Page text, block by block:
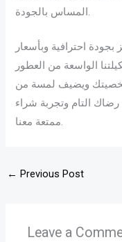
المساس بالجودة.
احترافية وبأسعار
الواسعة من العطور
ويضيف لمسة من
التام وتجربة شراء
ممتعة معنا.
← Previous Post
Leave a